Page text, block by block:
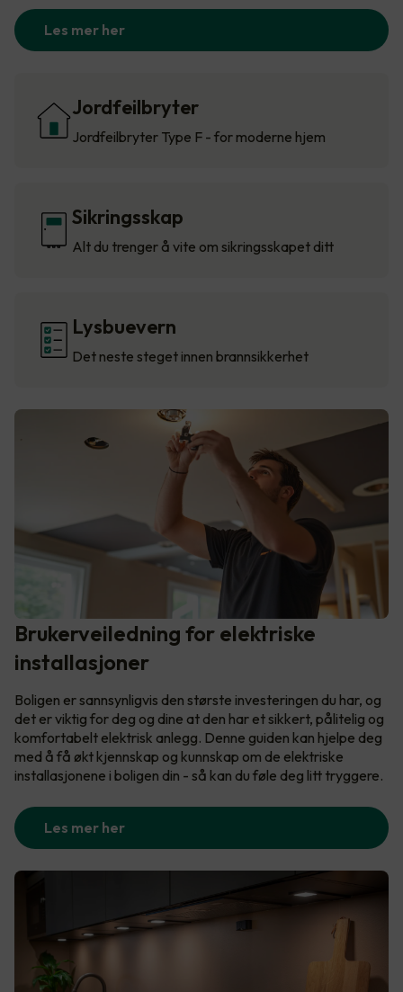
Les mer her
Jordfeilbryter
Jordfeilbryter Type F - for moderne hjem
Sikringsskap
Alt du trenger å vite om sikringsskapet ditt
Lysbuevern
Det neste steget innen brannsikkerhet
Brukerveiledning for elektriske
installasjoner
Boligen er sannsynligvis den største investeringen du har, og
det er viktig for deg og dine at den har et sikkert, pålitelig og
komfortabelt elektrisk anlegg. Denne guiden kan hjelpe deg
med å få økt kjennskap og kunnskap om de elektriske
installasjonene i boligen din - så kan du føle deg litt tryggere.
Les mer her